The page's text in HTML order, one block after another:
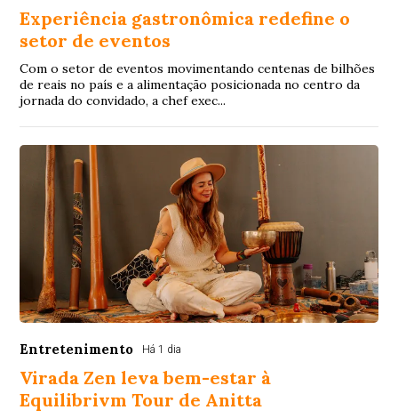
Experiência gastronômica redefine o
setor de eventos
Com o setor de eventos movimentando centenas de bilhões
de reais no país e a alimentação posicionada no centro da
jornada do convidado, a chef exec...
Entretenimento Há 1 dia
Virada Zen leva bem-estar à
Equilibrivm Tour de Anitta